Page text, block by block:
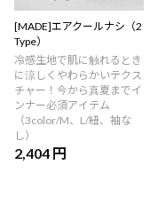
[MADE]エアクールナシ（2
Type）
冷感生地で肌に触れるとき
に涼しくやわらかいテクス
チャー！今から真夏までイ
ンナー必須アイテム
（3color/M、L/紐、袖な
し）
2,404 円